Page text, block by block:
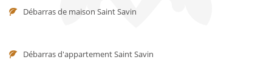
Débarras de maison Saint Savin
Débarras d'appartement Saint Savin